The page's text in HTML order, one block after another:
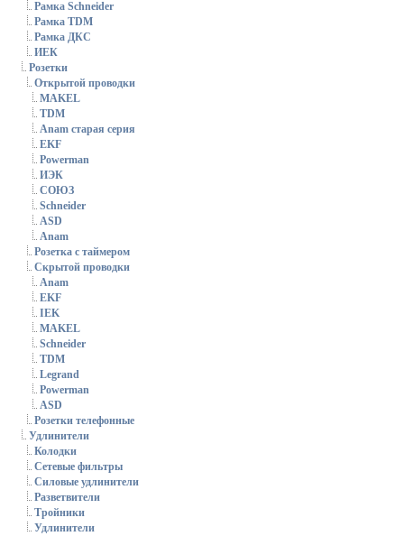
Рамка Schneider
Рамка TDM
Рамка ДКС
ИЕК
Розетки
Открытой проводки
MAKEL
TDM
Anam старая серия
EKF
Powerman
ИЭК
СОЮЗ
Schneider
ASD
Anam
Розетка с таймером
Скрытой проводки
Anam
EKF
IEK
MAKEL
Schneider
TDM
Legrand
Powerman
ASD
Розетки телефонные
Удлинители
Колодки
Сетевые фильтры
Силовые удлинители
Разветвители
Тройники
Удлинители